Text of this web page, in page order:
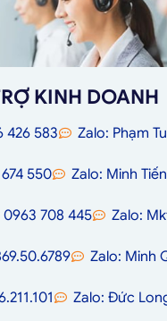
KINH DOANH
426 583 Zalo: Phạm
550 Zalo: Minh Tiến
0963 708 445 Zalo:
Zalo: Minh
Zalo: Đức